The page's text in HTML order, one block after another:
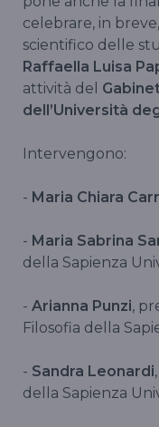
celebrare, in
scientifico delle
Raffaella Luisa
attività del
dell’Università
Intervengono:
- Maria Chiara
- Maria Sabrina
della Sapienza
- Arianna Punzi,
Filosofia della
- Sandra Leonardi
della Sapienza